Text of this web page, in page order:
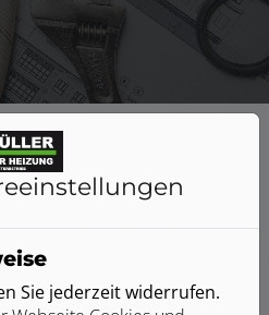
Schüller Sanitär
Sie jederzeit widerrufen.